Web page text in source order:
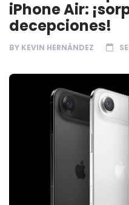
iPhone Air:
decepciones!
BY KEVIN HERNÁNDEZ